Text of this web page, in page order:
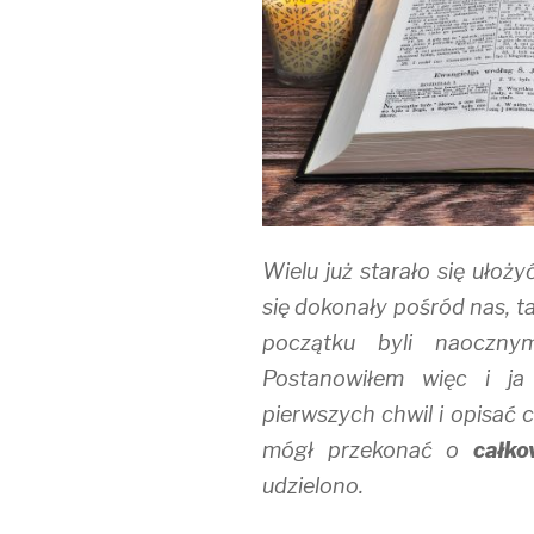
i
n
d
o
w
)
w
i
n
d
o
w
n
d
o
w
Wielu już starało się
się dokonały pośród nas,
początku byli
Postanowiłem więc i
pierwszych chwil i opisać
mógł przekonać o
udzielono.